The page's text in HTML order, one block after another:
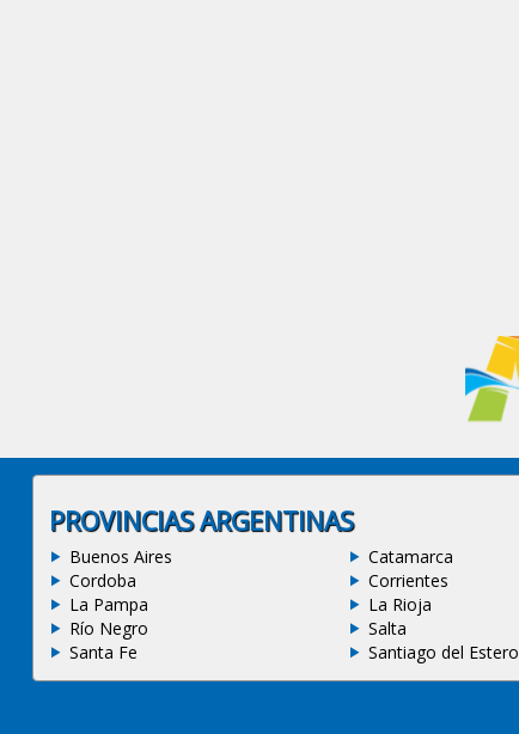
PROVINCIAS ARGENTINAS
Buenos Aires Catamarca
Cordoba
Corrientes
La Pampa
La Rioja
Río Negro
Salta
Santa Fe
Santiago del Estero